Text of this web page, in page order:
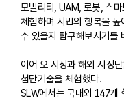
모빌리티, UAM, 로봇, 스
체험하며 시민의 행복을
수 있을지 탐구해보시기를
이어 오 시장과 해외 시장
첨단기술을 체험했다.
SLW에서는 국내외 147개